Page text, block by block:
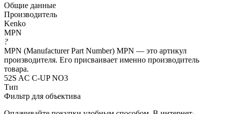
Общие данные
Производитель
Kenko
MPN
?
MPN (Manufacturer Part Number) MPN — это артикул
производителя. Его присваивает именно производитель
товара.
52S AC C-UP NO3
Тип
Фильтр для объектива